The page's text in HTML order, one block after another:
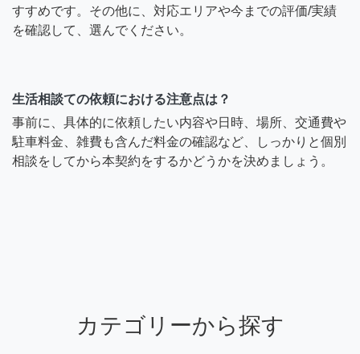
すすめです。その他に、対応エリアや今までの評価/実績
を確認して、選んでください。
生活相談ての依頼における注意点は？
事前に、具体的に依頼したい内容や日時、場所、交通費や
駐車料金、雑費も含んだ料金の確認など、しっかりと個別
相談をしてから本契約をするかどうかを決めましょう。
カテゴリーから探す